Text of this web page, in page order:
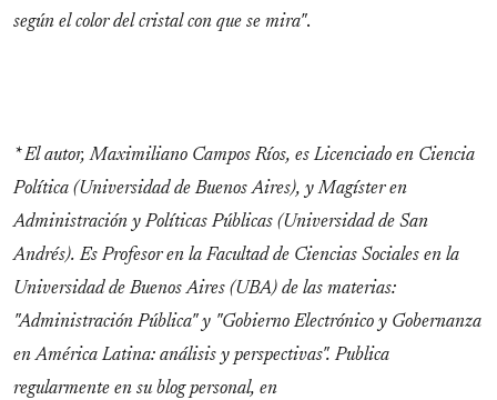
según el color del cristal con que se mira".
* El autor, Maximiliano Campos Ríos, es Licenciado en Ciencia
Política (Universidad de Buenos Aires), y Magíster en
Administración y Políticas Públicas (Universidad de San
Andrés). Es Profesor en la Facultad de Ciencias Sociales en la
Universidad de Buenos Aires (UBA) de las materias:
"Administración Pública" y "Gobierno Electrónico y Gobernanza
en América Latina: análisis y perspectivas". Publica
regularmente en su blog personal, en